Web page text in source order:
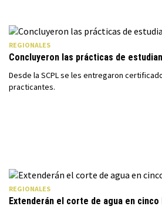
REGIONALES
Concluyeron las prácticas de
Desde la SCPL se les entregaron
practicantes.
REGIONALES
Extenderán el corte de agua en cinco